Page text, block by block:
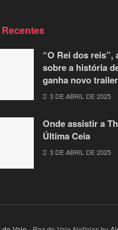
“O Rei dos reis”,
sobre a história
ganha novo
3 DE ABRIL DE 2025
Onde assistir a
Última Ceia
3 DE ABRIL DE 2025